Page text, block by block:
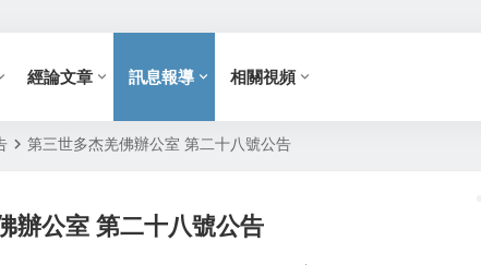
經論文章 訊息報導 相關視頻
第三世多杰羌佛辦公室 第二十八號公告
辦公室 第二十八號公告